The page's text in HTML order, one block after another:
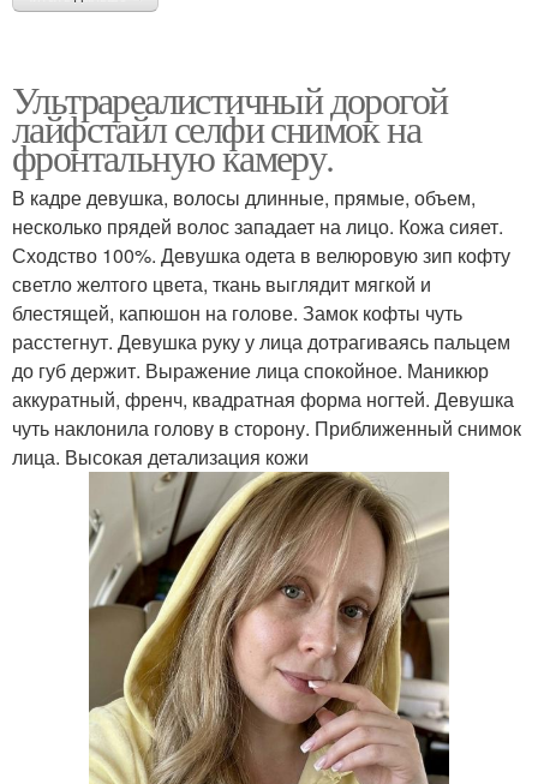
Ультрареалистичный дорогой
лайфстайл селфи снимок на
фронтальную камеру.
В кадре девушка, волосы длинные, прямые, объем,
несколько прядей волос западает на лицо. Кожа сияет.
Сходство 100%. Девушка одета в велюровую зип кофту
светло желтого цвета, ткань выглядит мягкой и
блестящей, капюшон на голове. Замок кофты чуть
расстегнут. Девушка руку у лица дотрагиваясь пальцем
до губ держит. Выражение лица спокойное. Маникюр
аккуратный, френч, квадратная форма ногтей. Девушка
чуть наклонила голову в сторону. Приближенный снимок
лица. Высокая детализация кожи